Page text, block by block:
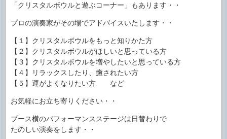
「クリスタルボウルと遊ぶコーナー」もあります・・
プロの演奏家がその場でアドバイスいたします・・
【１】クリスタルボウルをもっと知りかた方
【２】クリスタルボウルがほしいと思っている方
【３】クリスタルボウルを増やしたいと思っている方
【４】リラックスしたり、癒されたい方
【５】運がよくなりたい方 など
お気軽にお立ち寄りください・・
ブース横のパフォーマンスステージは日替わりで
たのしい演奏をします・・